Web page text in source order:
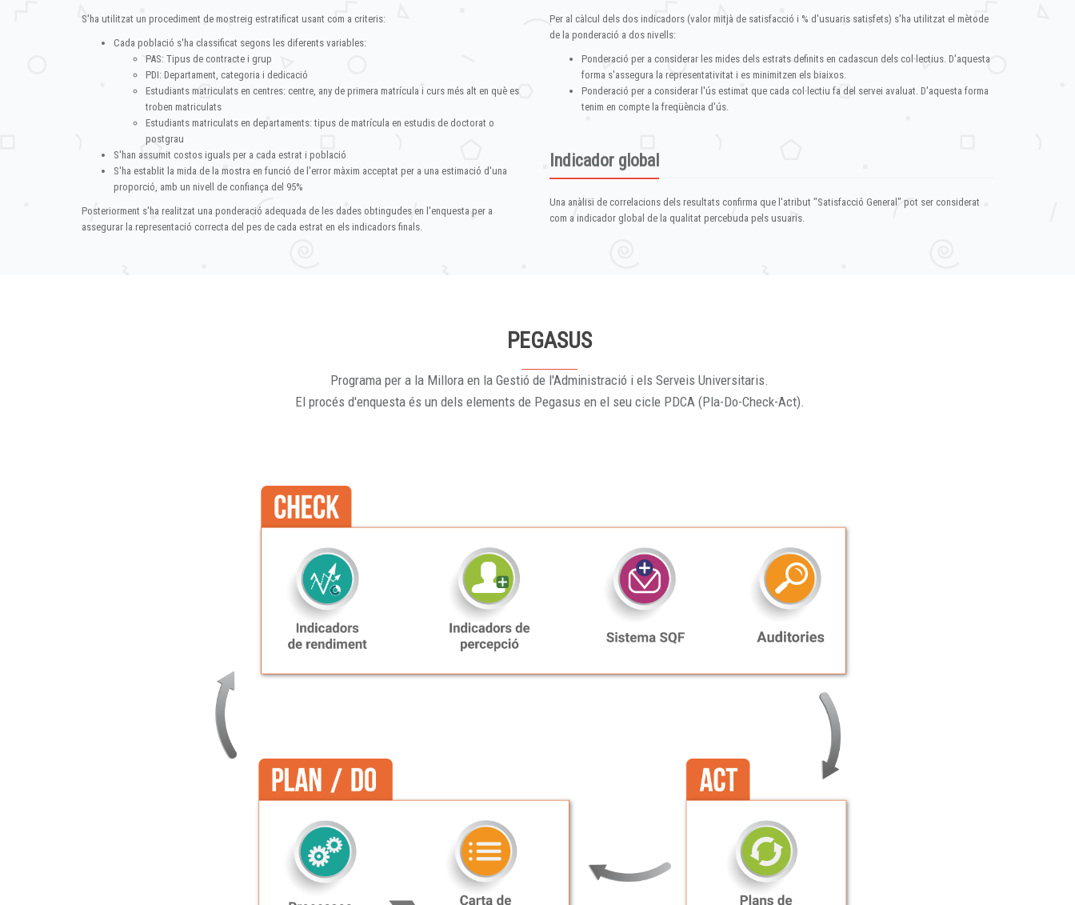
S'ha utilitzat un procediment de mostreig estratificat usant com a criteris:
Cada població s'ha classificat segons les diferents variables:
PAS: Tipus de contracte i grup
PDI: Departament, categoria i dedicació
Estudiants matriculats en centres: centre, any de primera matrícula i curs més alt en què es
troben matriculats
Estudiants matriculats en departaments: tipus de matrícula en estudis de doctorat o
postgrau
S'han assumit costos iguals per a cada estrat i població
S'ha establit la mida de la mostra en funció de l'error màxim acceptat per a una estimació d'una
proporció, amb un nivell de confiança del 95%
Posteriorment s'ha realitzat una ponderació adequada de les dades obtingudes en l'enquesta per a
assegurar la representació correcta del pes de cada estrat en els indicadors finals.
Per al càlcul dels dos indicadors (valor mitjà de satisfacció i % d'usuaris satisfets) s'ha utilitzat el mètode
de la ponderació a dos nivells:
Ponderació per a considerar les mides dels estrats definits en cadascun dels col·lectius. D'aquesta
forma s'assegura la representativitat i es minimitzen els biaixos.
Ponderació per a considerar l'ús estimat que cada col·lectiu fa del servei avaluat. D'aquesta forma
tenim en compte la freqüència d'ús.
Indicador global
Una anàlisi de correlacions dels resultats confirma que l'atribut "Satisfacció General" pot ser considerat
com a indicador global de la qualitat percebuda pels usuaris.
PEGASUS
Programa per a la Millora en la Gestió de l'Administració i els Serveis Universitaris.
El procés d'enquesta és un dels elements de Pegasus en el seu cicle PDCA (Pla-Do-Check-Act).